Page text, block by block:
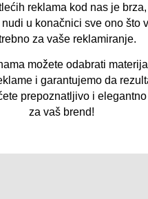
reklama kod nas je
nudi u konačnici sve ono što
za vaše reklamiranje.
možete odabrati
i garantujemo da
prepoznatljivo i
za vaš brend!